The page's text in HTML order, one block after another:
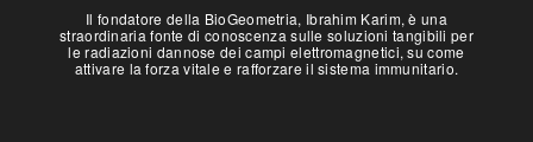
Il fondatore della BioGeometria, Ibrahim Karim, è una
straordinaria fonte di conoscenza sulle soluzioni tangibili per
le radiazioni dannose dei campi elettromagnetici, su come
attivare la forza vitale e rafforzare il sistema immunitario.